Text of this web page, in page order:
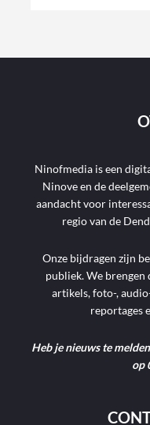
Ninofmedia is een
Ninove en de
aandacht voor
regio van de
Onze bijdragen zijn
publiek. We brengen
artikels, foto-,
reportages
Heb je nieuws te
op